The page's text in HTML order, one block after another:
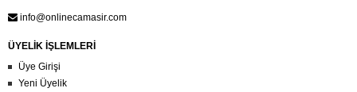
info@onlinecamasir.com
ÜYELİK İŞLEMLERİ
Üye Girişi
Yeni Üyelik